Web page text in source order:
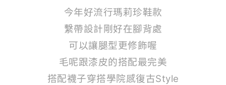
今年好流行瑪莉珍鞋款
繫帶設計剛好在腳背處
可以讓腿型更修飾喔
毛呢跟漆皮的搭配最完美
搭配襪子穿搭學院感復古Style